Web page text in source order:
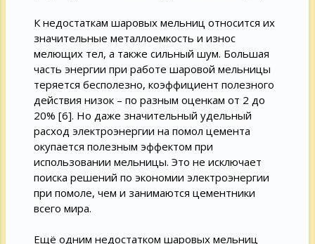
К недостаткам шаровых мельниц относится их
значительные металлоемкость и износ
мелющих тел, а также сильный шум. Большая
часть энергии при работе шаровой мельницы
теряется бесполезно, коэффициент полезного
действия низок – по разным оценкам от 2 до
20% [6]. Но даже значительный удельный
расход электроэнергии на помол цемента
окупается полезным эффектом при
использовании мельницы. Это не исключает
поиска решений по экономии электроэнергии
при помоле, чем и занимаются цементники
всего мира.
Ещё одним недостатком шаровых мельниц